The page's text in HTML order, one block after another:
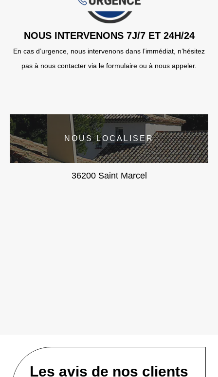
NOUS INTERVENONS 7J/7 ET 24H/24
En cas d’urgence, nous intervenons dans l’immédiat, n’hésitez
pas à nous contacter via le formulaire ou à nous appeler.
NOUS LOCALISER
36200 Saint Marcel
Les avis de nos clients